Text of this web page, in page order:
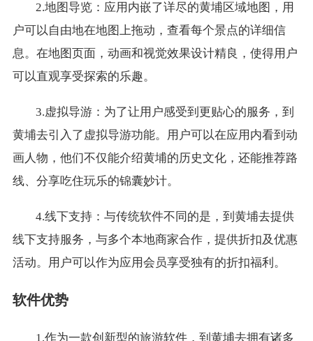
2.地图导览：应用内嵌了详尽的黄埔区域地图，用
户可以自由地在地图上拖动，查看每个景点的详细信
息。在地图页面，动画和视觉效果设计精良，使得用户
可以直观享受探索的乐趣。
3.虚拟导游：为了让用户感受到更贴心的服务，到
黄埔去引入了虚拟导游功能。用户可以在应用内看到动
画人物，他们不仅能介绍黄埔的历史文化，还能推荐路
线、分享吃住玩乐的锦囊妙计。
4.线下支持：与传统软件不同的是，到黄埔去提供
线下支持服务，与多个本地商家合作，提供折扣及优惠
活动。用户可以作为应用会员享受独有的折扣福利。
软件优势
1.作为一款创新型的旅游软件，到黄埔去拥有诸多